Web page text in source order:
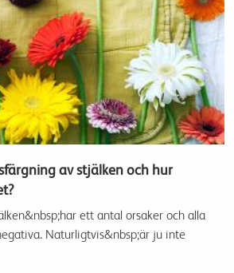
av stjälken och hur
ett antal orsaker och alla
Naturligtvis&nbsp;är ju inte